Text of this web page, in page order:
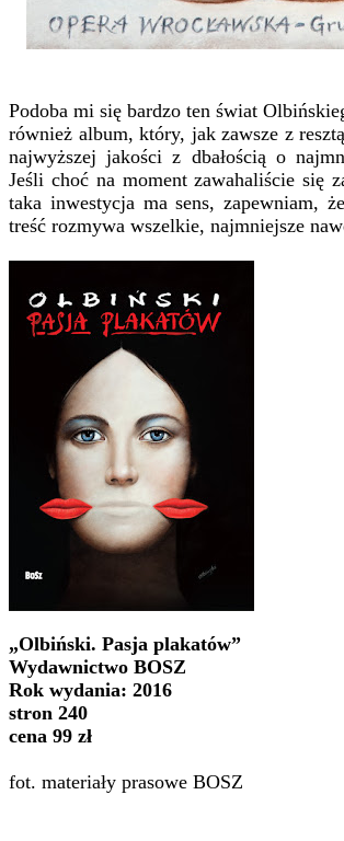
Podoba mi się bardzo ten świat
również album, który, jak zawsze z
najwyższej jakości z dbałością o
Jeśli choć na moment zawahaliście się
taka inwestycja ma sens, zapewniam,
treść rozmywa wszelkie, najmniejsze
„Olbiński. Pasja plakatów”
Wydawnictwo BOSZ
Rok wydania: 2016
stron 240
cena 99 zł
fot. materiały prasowe BOSZ